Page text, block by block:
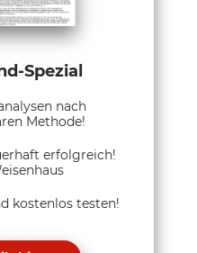
Spezial
nach
Methode!
erfolgreich!
kostenlos testen!